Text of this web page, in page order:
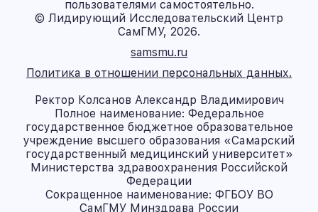
пользователями самостоятельно.
© Лидирующий Исследовательский Центр
СамГМУ, 2026.
samsmu.ru
Политика в отношении персональных данных.
Ректор Колсанов Александр Владимирович
Полное наименование: Федеральное
государственное бюджетное образовательное
учреждение высшего образования «Самарский
государственный медицинский университет»
Министерства здравоохранения Российской
Федерации
Сокращенное наименование: ФГБОУ ВО
СамГМУ Минздрава России